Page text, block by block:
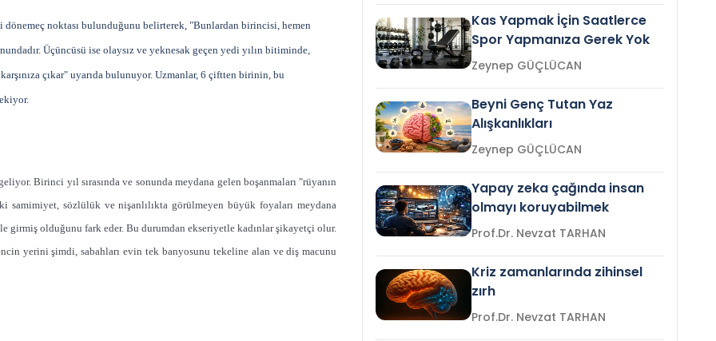
noktası bulunduğunu belirterek, "Bunlardan birincisi, hemen
Üçüncüsü ise olaysız ve yeknesak geçen yedi yılın bitiminde,
çıkar" uyarıda bulunuyor. Uzmanlar, 6 çiftten birinin, bu
Birinci yıl sırasında ve sonunda meydana gelen boşanmaları "rüyanın
sözlülük ve nişanlılıkta görülmeyen büyük foyaları meydana
girmiş olduğunu fark eder. Bu durumdan ekseriyetle kadınlar şikayetçi olur.
yerini şimdi, sabahları evin tek banyosunu tekeline alan ve diş macunu
Kas Yapmak İçin Saatlerce
Spor Yapmanıza Gerek Yok
Zeynep GÜÇLÜCAN
Beyni Genç Tutan Yaz
Alışkanlıkları
Zeynep GÜÇLÜCAN
Yapay zeka çağında insan
olmayı koruyabilmek
Prof.Dr. Nevzat TARHAN
Kriz zamanlarında zihinsel
zırh
Prof.Dr. Nevzat TARHAN